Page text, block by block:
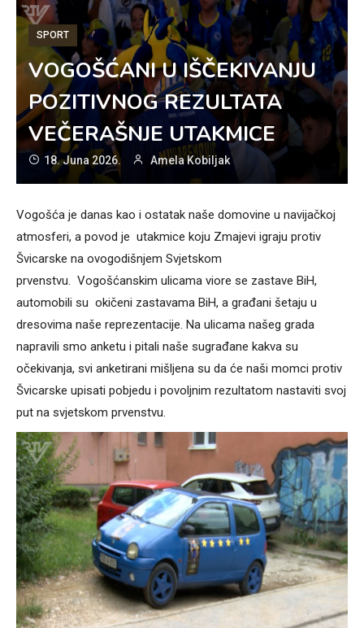
SPORT
VOGOŠĆANI U IŠČEKIVANJU
POZITIVNOG REZULTATA
VEČERAŠNJE UTAKMICE
18. Juna 2026. Amela Kobiljak
Vogošća je danas kao i ostatak naše domovine u navijačkoj
atmosferi, a povod je utakmice koju Zmajevi igraju protiv
Švicarske na ovogodišnjem Svjetskom
prvenstvu. Vogošćanskim ulicama viore se zastave BiH,
automobili su okičeni zastavama BiH, a građani šetaju u
dresovima naše reprezentacije. Na ulicama našeg grada
napravili smo anketu i pitali naše sugrađane kakva su
očekivanja, svi anketirani mišljena su da će naši momci protiv
Švicarske upisati pobjedu i povoljnim rezultatom nastaviti svoj
put na svjetskom prvenstvu.